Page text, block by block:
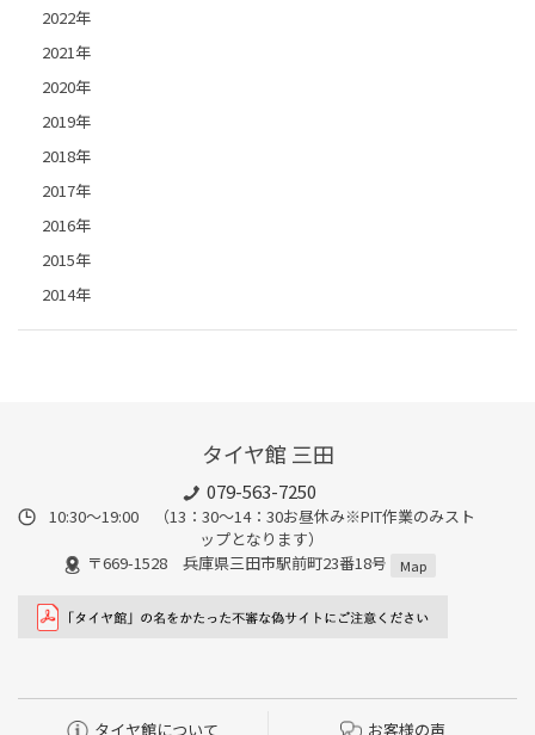
2022年
2021年
2020年
2019年
2018年
2017年
2016年
2015年
2014年
タイヤ館 三田
079-563-7250
10:30～19:00 （13：30～14：30お昼休み※PIT作業のみスト
ップとなります）
〒669-1528 兵庫県三田市駅前町23番18号
Map
タイヤ館について お客様の声